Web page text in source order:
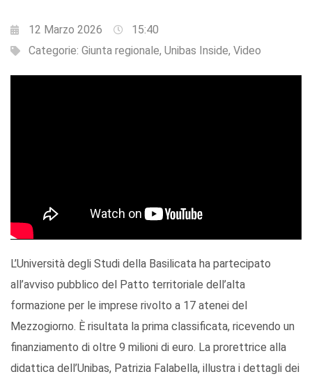
12 Marzo 2026
15:40
Categorie: Giunta regionale, Unibas Inside, Video
L’Università degli Studi della Basilicata ha partecipato
all’avviso pubblico del Patto territoriale dell’alta
formazione per le imprese rivolto a 17 atenei del
Mezzogiorno. È risultata la prima classificata, ricevendo un
finanziamento di oltre 9 milioni di euro. La prorettrice alla
didattica dell’Unibas, Patrizia Falabella, illustra i dettagli dei